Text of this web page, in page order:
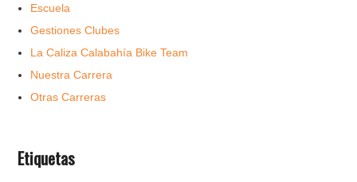
Escuela
Gestiones Clubes
La Caliza Calabahía Bike Team
Nuestra Carrera
Otras Carreras
Etiquetas